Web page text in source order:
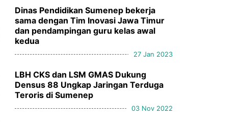
Dinas Pendidikan Sumenep bekerja
sama dengan Tim Inovasi Jawa Timur
dan pendampingan guru kelas awal
kedua
27 Jan 2023
LBH CKS dan LSM GMAS Dukung
Densus 88 Ungkap Jaringan Terduga
Teroris di Sumenep
03 Nov 2022